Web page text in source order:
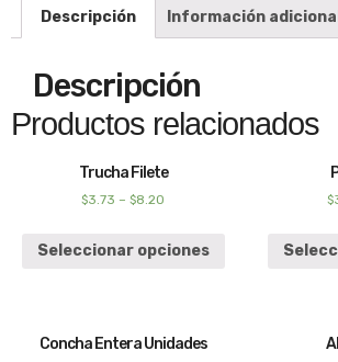
Descripción Información adicional
Descripción
Productos relacionados
Trucha Filete
$3.73 – $8.20
Seleccionar opciones
$
Concha Entera Unidades